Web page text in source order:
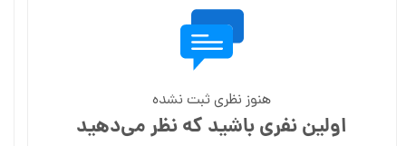
هنوز نظری ثبت نشده
اولین نفری باشید که نظر می‌دهید